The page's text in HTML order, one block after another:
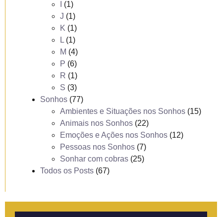
(1)
J (1)
K (1)
L (1)
M (4)
P (6)
R (1)
S (3)
Sonhos (77)
Ambientes e Situações nos Sonhos (15)
Animais nos Sonhos (22)
Emoções e Ações nos Sonhos (12)
Pessoas nos Sonhos (7)
Sonhar com cobras (25)
Todos os Posts (67)